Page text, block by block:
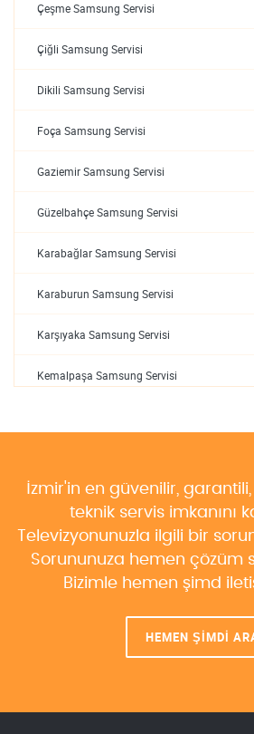
Çeşme Samsung Servisi
Çiğli Samsung Servisi
Dikili Samsung Servisi
Foça Samsung Servisi
Gaziemir Samsung Servisi
Güzelbahçe Samsung Servisi
Karabağlar Samsung Servisi
Karaburun Samsung Servisi
Karşıyaka Samsung Servisi
Kemalpaşa Samsung Servisi
Konak Samsung Servisi
Menderes Samsung Servisi
Menemen Samsung Servisi
Narlıdere Samsung Servisi
Ödemiş Samsung Servisi
İzmir'in en güvenilir,
teknik servis imkanını
Televizyonunuzla ilgili bir
Sorununuza hemen çözüm
Bizimle hemen şimd
HEMEN ŞİMDİ